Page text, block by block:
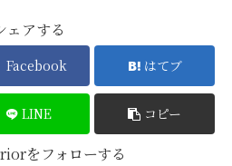
ェアする
Facebook はてブ
LINE コピー
をフォローする